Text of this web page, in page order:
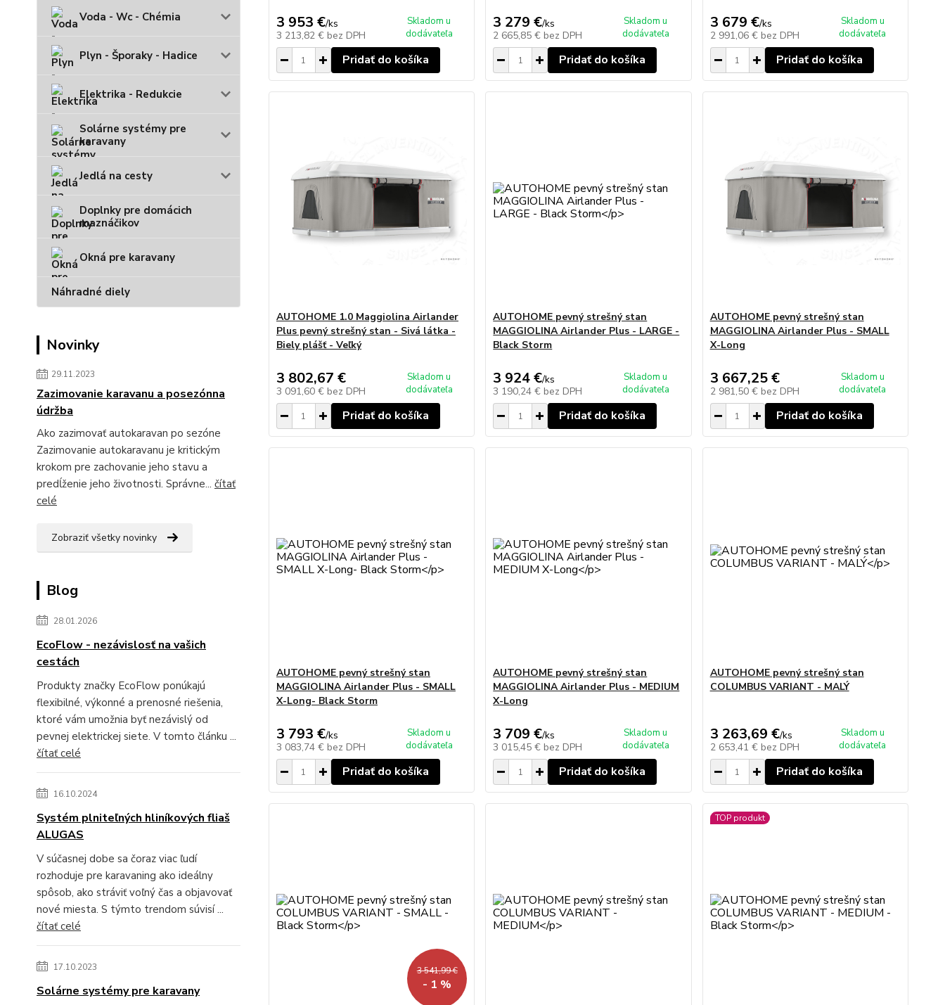
Voda - Wc - Chémia
Plyn - Šporaky - Hadice
Elektrika - Redukcie
Solárne systémy pre
karavany
Jedlá na cesty
Doplnky pre domácich
maznáčikov
Okná pre karavany
Náhradné diely
Novinky
29.11.2023
Zazimovanie karavanu a posezónna
údržba
Ako zazimovať autokaravan po sezóne
Zazimovanie autokaravanu je kritickým
krokom pre zachovanie jeho stavu a
predĺženie jeho životnosti. Správne... čítať
celé
Zobraziť všetky novinky
Blog
28.01.2026
EcoFlow - nezávislosť na vašich
cestách
Produkty značky EcoFlow ponúkajú
flexibilné, výkonné a prenosné riešenia,
ktoré vám umožnia byť nezávislý od
pevnej elektrickej siete. V tomto článku ...
čítať celé
16.10.2024
Systém plniteľných hliníkových fliaš
ALUGAS
V súčasnej dobe sa čoraz viac ľudí
rozhoduje pre karavaning ako ideálny
spôsob, ako stráviť voľný čas a objavovať
nové miesta. S týmto trendom súvisí ...
čítať celé
17.10.2023
Solárne systémy pre karavany
3 953 €/ks
3 213,82 € bez DPH
Skladom u
dodávateľa
Pridať do košíka
3 279 €/ks
2 665,85 € bez DPH
Skladom u
dodávateľa
Pridať do košíka
3 679 €/ks
2 991,06 € bez DPH
Skladom u
dodávateľa
Pridať do košíka
AUTOHOME 1.0 Maggiolina Airlander
Plus pevný strešný stan - Sivá látka -
Biely plášť - Veľký
3 802,67 €
3 091,60 € bez DPH
Skladom u
dodávateľa
Pridať do košíka
AUTOHOME pevný strešný stan
MAGGIOLINA Airlander Plus - LARGE -
Black Storm
3 924 €/ks
3 190,24 € bez DPH
Skladom u
dodávateľa
Pridať do košíka
AUTOHOME pevný strešný stan
MAGGIOLINA Airlander Plus - SMALL
X-Long
3 667,25 €
2 981,50 € bez DPH
Skladom u
dodávateľa
Pridať do košíka
AUTOHOME pevný strešný stan
MAGGIOLINA Airlander Plus - SMALL
X-Long- Black Storm
3 793 €/ks
3 083,74 € bez DPH
Skladom u
dodávateľa
Pridať do košíka
AUTOHOME pevný strešný stan
MAGGIOLINA Airlander Plus - MEDIUM
X-Long
3 709 €/ks
3 015,45 € bez DPH
Skladom u
dodávateľa
Pridať do košíka
AUTOHOME pevný strešný stan
COLUMBUS VARIANT - MALÝ
3 263,69 €/ks
2 653,41 € bez DPH
Skladom u
dodávateľa
Pridať do košíka
3 541,99 €
- 1 %
TOP produkt